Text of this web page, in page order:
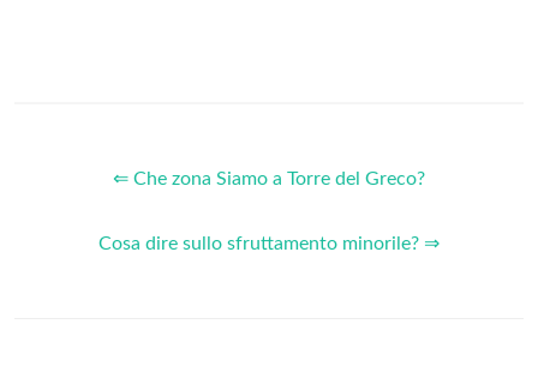
⇐ Che zona Siamo a Torre del Greco?
Cosa dire sullo sfruttamento minorile? ⇒